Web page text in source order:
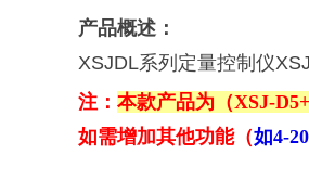
产品概述：
XSJDL系列定量控制仪
注： 本款产品为（XSJ-
如需增加其他功能（如4-